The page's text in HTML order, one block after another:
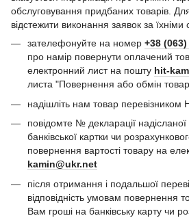
обслуговування придбаних товарів.
відстежити виконання заявок за
зателефонуйте на номер +38
про намір повернути оплачений
електронний лист на пошту hit-
листа "Повернення або обмін
надішліть нам товар перевізником
повідомте № декларації
банківської картки чи
повернення вартості товару на
kamin@ukr.net
після отримання і подальшої
відповідність умовам повернення
Вам гроші на банківську карту чи